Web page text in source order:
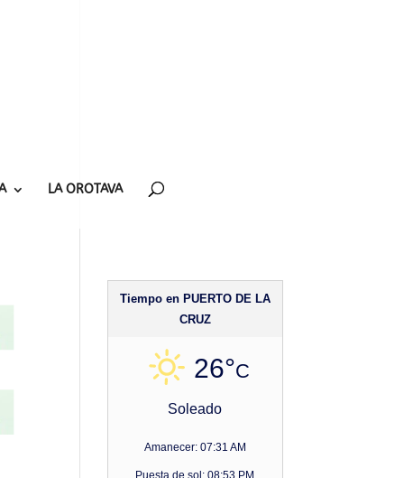
LA OROTAVA
Tiempo en PUERTO DE LA
CRUZ
26°C
Soleado
Amanecer: 07:31 AM
Puesta de sol: 08:53 PM